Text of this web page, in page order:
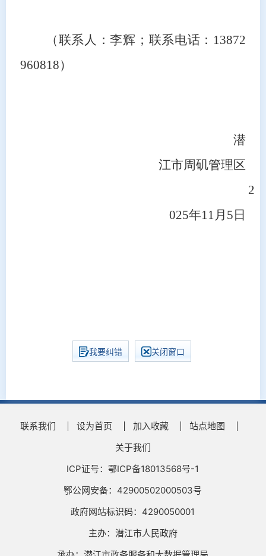
（联系人：李辉；联系电话： 13872
960818）
潜
江市周矶管理区
2
025年11月5日
我要纠错 关闭窗口
联系我们 设为首页 加入收藏
站点地图
关于我们
ICP证号：鄂ICP备18013568号-1
鄂公网安备：42900502000503号
政府网站标识码：4290050001
主办：潜江市人民政府